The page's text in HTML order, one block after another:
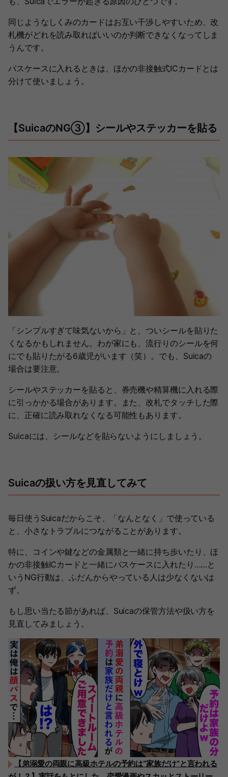
同じようなしくみのカードはお互い干渉しやすいため、改
札機がどれを読み取ればいいのか判断できなくなってしま
うんです。
パスケースに入れるときは、ほかの非接触式ICカードとは
分けて使いましょう。
【SuicaのNG③】シールやステッカーを貼る
「シンプルすぎて味気ないから」と、ついシールを貼りた
くなるかもしれません。わが家にも、流行りのシールを何
にでも貼りたがる6歳児がいます（笑）。でも、Suicaの
場合は要注意。
シールやステッカーを貼ると、券売機や精算機に入れる際
に引っかかる場合があります。また、改札でタッチした際
に、正確に読み取れなくなる可能性もあります。
Suicaには、シールなどを貼らないようにしましょう。
Suicaの扱い方を見直してみて
毎日使うSuicaだからこそ、「なんとなく」で使っている
と、小さなトラブルにつながることがあります。
特に、コインや鍵などの金属類と一緒に持ち歩いたり、ほ
かの非接触ICカードと一緒にパスケースに入れたり……と
いうNG行動は、ふだんからやっている人は少なくないは
ず。
もし思い当たる節があれば、Suicaの保管方法や扱い方を
見直してみましょう。
【弟溺愛の両親に高級ホテルの予約は“家族だけ”と言われる